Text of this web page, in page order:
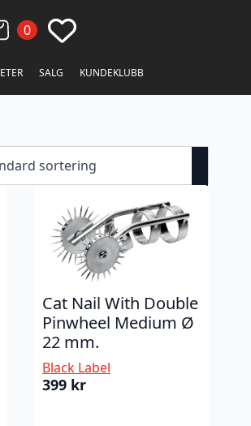
0
SALG KUNDEKLUBB
Cat Nail With Double
Pinwheel Medium Ø
22 mm.
Black Label
399 kr